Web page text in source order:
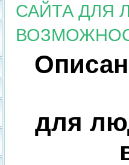
САЙТА ДЛЯ
для